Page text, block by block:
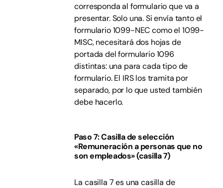
corresponda al formulario que va a
presentar. Solo una. Si envía tanto el
formulario 1099-NEC como el 1099-
MISC, necesitará dos hojas de
portada del formulario 1096
distintas: una para cada tipo de
formulario. El IRS los tramita por
separado, por lo que usted también
debe hacerlo.
Paso 7: Casilla de selección
«Remuneración a personas que no
son empleados» (casilla 7)
La casilla 7 es una casilla de